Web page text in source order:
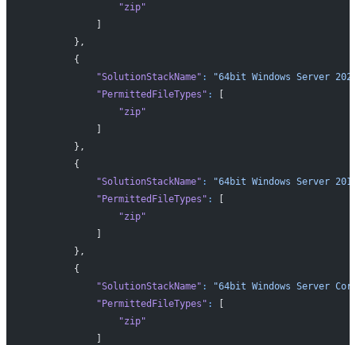
                "zip"
            ]
        },
        {
            "SolutionStackName"
:
"64bit Windows Server
            "PermittedFileTypes"
:
[
                "zip"
            ]
        },
        {
            "SolutionStackName"
:
"64bit Windows Server
            "PermittedFileTypes"
:
[
                "zip"
            ]
        },
        {
            "SolutionStackName"
:
"64bit Windows Server
            "PermittedFileTypes"
:
[
                "zip"
            ]